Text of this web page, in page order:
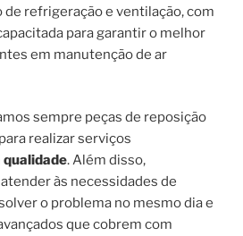
refrigeração e ventilação, com
para garantir o melhor
em manutenção de ar
sempre peças de reposição
realizar serviços
qualidade. Além disso,
às necessidades de
o problema no mesmo dia e
que cobrem com